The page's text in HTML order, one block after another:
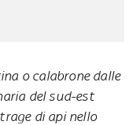
o calabrone dalle
del sud-est
di api nello